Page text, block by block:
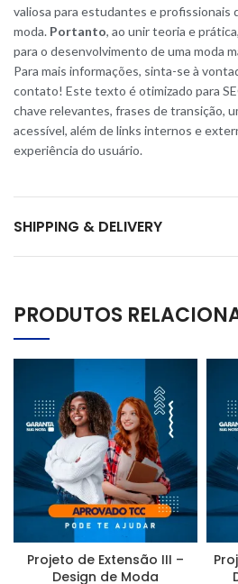
valiosa para estudantes e profissionais
moda. Portanto, ao unir teoria e
para o desenvolvimento de uma moda
Para mais informações, sinta-se à
contato! Este texto é otimizado para
chave relevantes, frases de transição,
acessível, além de links internos e
experiência do usuário.
SHIPPING & DELIVERY
PRODUTOS
Projeto de Extensão III –
Design de Moda